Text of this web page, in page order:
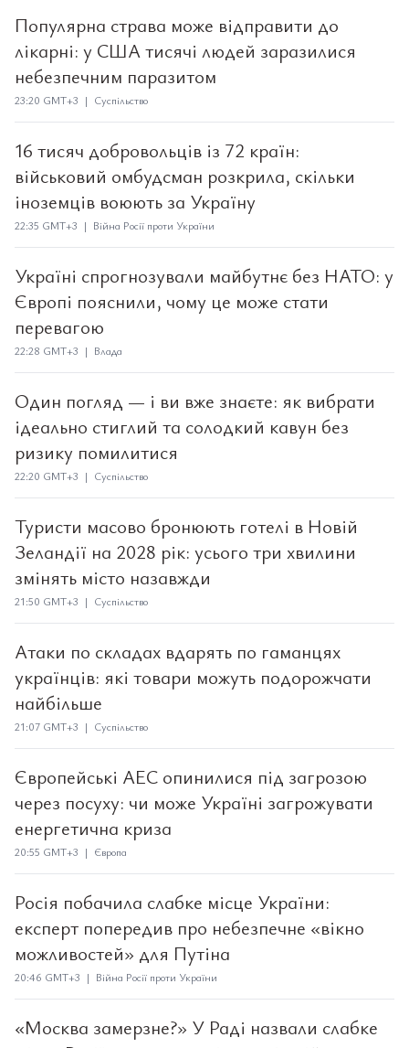
Популярна страва може відправити до
лікарні: у США тисячі людей заразилися
небезпечним паразитом
23:20 GMT+3 | Суспільство
16 тисяч добровольців із 72 країн:
військовий омбудсман розкрила, скільки
іноземців воюють за Україну
22:35 GMT+3 | Війна Росії проти України
Україні спрогнозували майбутнє без НАТО: у
Європі пояснили, чому це може стати
перевагою
22:28 GMT+3 | Влада
Один погляд — і ви вже знаєте: як вибрати
ідеально стиглий та солодкий кавун без
ризику помилитися
22:20 GMT+3 | Суспільство
Туристи масово бронюють готелі в Новій
Зеландії на 2028 рік: усього три хвилини
змінять місто назавжди
21:50 GMT+3 | Суспільство
Атаки по складах вдарять по гаманцях
українців: які товари можуть подорожчати
найбільше
21:07 GMT+3 | Суспільство
Європейські АЕС опинилися під загрозою
через посуху: чи може Україні загрожувати
енергетична криза
20:55 GMT+3 | Європа
Росія побачила слабке місце України:
експерт попередив про небезпечне «вікно
можливостей» для Путіна
20:46 GMT+3 | Війна Росії проти України
«Москва замерзне?» У Раді назвали слабке